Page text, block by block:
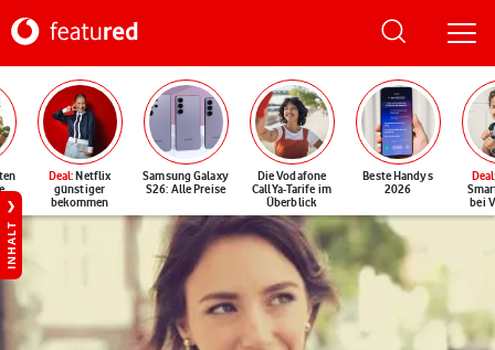
Deal: Netflix
günstiger
bekommen
Samsung Galaxy
S26: Alle Preise
Die Vodafone
CallYa-Tarife im
Überblick
Beste Handys
2026
Deal
bei
INHALT